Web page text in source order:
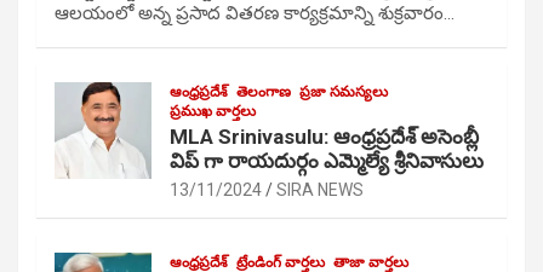
ఆలయంలో అన్న ప్రసాద వితరణ కార్యక్రమాన్ని శుక్రవారం…
ఆంధ్రప్రదేశ్ తెలంగాణ ప్రజా సమస్యలు
ప్రముఖ వార్తలు
MLA Srinivasulu: ఆంధ్రప్రదేశ్ అసెంబ్లీ
విప్ గా రాయదుర్గం ఎమ్మెల్యే శ్రీనివాసులు
13/11/2024 SIRA NEWS
ఆంధ్రప్రదేశ్ ట్రేండింగ్ వార్తలు తాజా వార్తలు